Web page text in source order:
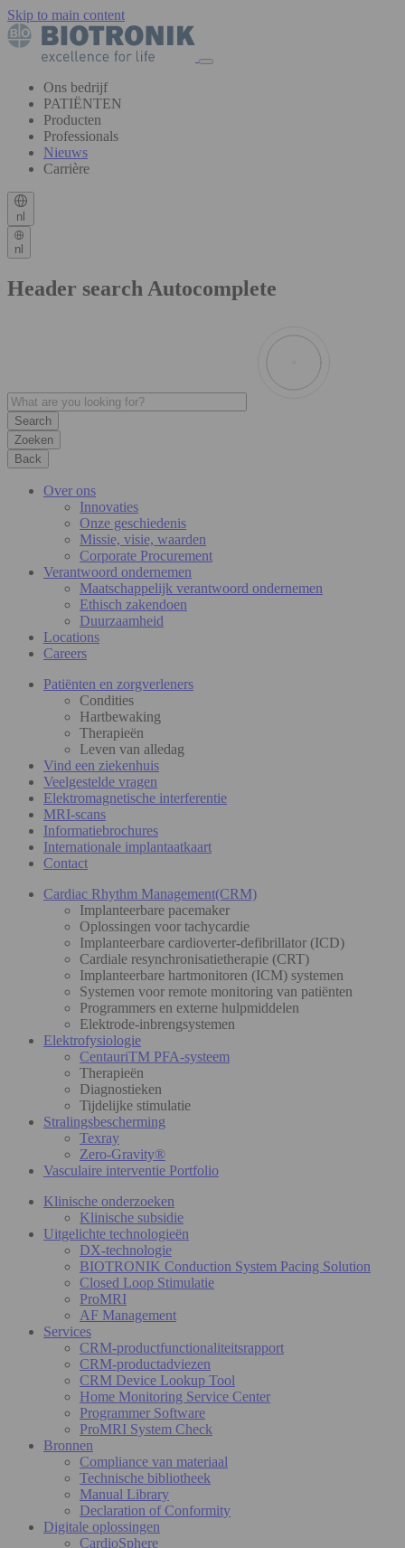
Skip to main content
Ons bedrijf
PATIËNTEN
Producten
Professionals
Nieuws
Carrière
nl
nl
Header search Autocomplete
Zoeken
Back
Over ons
Innovaties
Onze geschiedenis
Missie, visie, waarden
Corporate Procurement
Verantwoord ondernemen
Maatschappelijk verantwoord ondernemen
Ethisch zakendoen
Duurzaamheid
Locations
Careers
Patiënten en zorgverleners
Condities
Hartbewaking
Therapieën
Leven van alledag
Vind een ziekenhuis
Veelgestelde vragen
Elektromagnetische interferentie
MRI-scans
Informatiebrochures
Internationale implantaatkaart
Contact
Cardiac Rhythm Management(CRM)
Implanteerbare pacemaker
Oplossingen voor tachycardie
Implanteerbare cardioverter-defibrillator (ICD)
Cardiale resynchronisatietherapie (CRT)
Implanteerbare hartmonitoren (ICM) systemen
Systemen voor remote monitoring van patiënten
Programmers en externe hulpmiddelen
Elektrode-inbrengsystemen
Elektrofysiologie
CentauriTM PFA-systeem
Therapieën
Diagnostieken
Tijdelijke stimulatie
Stralingsbescherming
Texray
Zero-Gravity®
Vasculaire interventie Portfolio
Klinische onderzoeken
Klinische subsidie
Uitgelichte technologieën
DX-technologie
BIOTRONIK Conduction System Pacing Solution
Closed Loop Stimulatie
ProMRI
AF Management
Services
CRM-productfunctionaliteitsrapport
CRM-productadviezen
CRM Device Lookup Tool
Home Monitoring Service Center
Programmer Software
ProMRI System Check
Bronnen
Compliance van materiaal
Technische bibliotheek
Manual Library
Declaration of Conformity
Digitale oplossingen
CardioSphere